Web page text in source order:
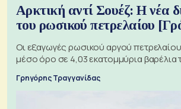
Αρκτική αντί Σουέζ: Η νέα
του ρωσικού πετρελαίου
Οι εξαγωγές ρωσικού αργού
μέσο όρο σε 4,03 εκατομμύρια βαρέλια
Γρηγόρης Τραγγανίδας